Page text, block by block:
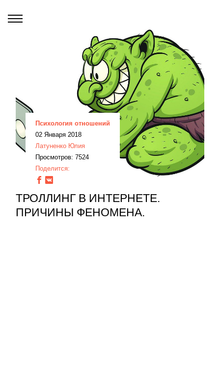
Психология отношений
02 Января 2018
Латуненко Юлия
Просмотров: 7524
Поделится:
ТРОЛЛИНГ В ИНТЕРНЕТЕ.
ПРИЧИНЫ ФЕНОМЕНА.